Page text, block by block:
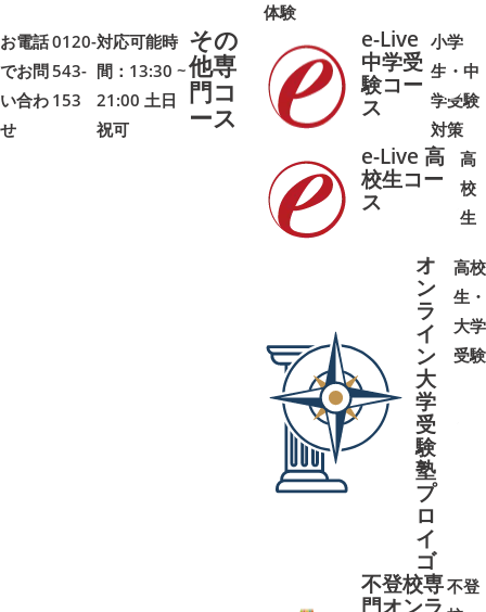
体験
お電話
でお問
い合わ
せ
0120-
543-
153
対応可能時
間：13:30 ~
21:00 土日
祝可
その
他専
門コ
ース
e-Live
中学受
験コー
ス
小学
生・中
学受験
対策
➜➜
e-Live 高
校生コー
ス
高
校
生
➜➜
オ
ン
ラ
イ
ン
大
学
受
験
塾
プ
ロ
イ
ゴ
高校
生・
大学
受験
不登校専不登